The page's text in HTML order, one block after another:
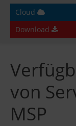
Cloud
Download
von
MSP